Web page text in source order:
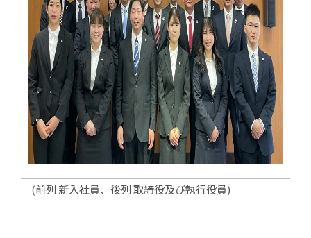
(前列 新入社員、後列 取締役及び執行役員)